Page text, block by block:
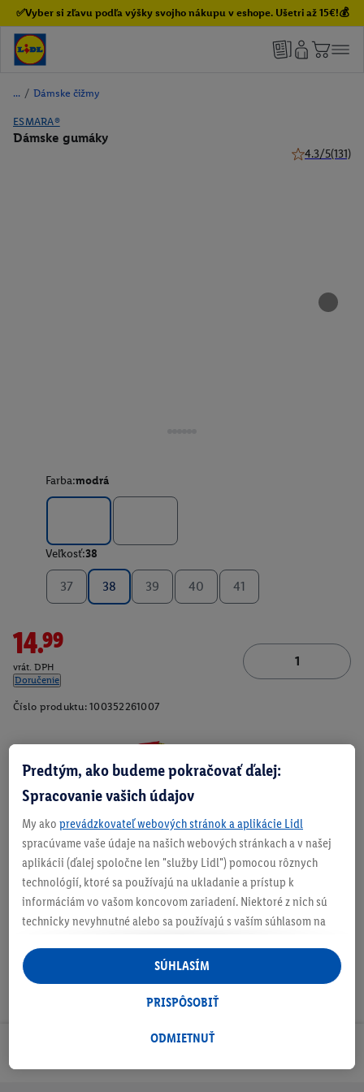
✅Vyber si zľavu podľa výšky svojho nákupu v eshope. Ušetri až 15€!💰
/ Dámske čižmy
ESMARA®
Dámske gumáky
4.3/5(131)
Farba:modrá
Veľkosť:38
37 38 39 40 41
14.99
vrát. DPH
Doručenie
Číslo produktu: 100352261007
Zistite svoju veľkosť
O produkte
Predtým, ako budeme pokračovať ďalej:
Spracovanie vašich údajov
My ako prevádzkovateľ webových stránok a aplikácie Lidl
spracúvame vaše údaje na našich webových stránkach a v našej
aplikácii (ďalej spoločne len "služby Lidl") pomocou rôznych
technológií, ktoré sa používajú na ukladanie a prístup k
informáciám vo vašom koncovom zariadení. Niektoré z nich sú
technicky nevyhnutné alebo sa používajú s vaším súhlasom na
personalizovanú reklamu v rámci služieb Lidl aj mimo nich. Ak
ste účastníkom programu Lidl Plus, na tieto účely sa spracúvajú
aj údaje z vášho nákupného správania v obchode.
následne si vytvoríte účet Lidl Plus alebo sa prihlásite do svojho
ODMIETNUŤ
PRISPÔSOBIŤ
SÚHLASÍM